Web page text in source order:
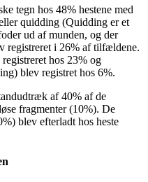
tegn hos 48% hestene med
quidding (Quidding er et
ud af munden, og der
registreret i 26% af tilfældene.
hos 23% og
blev registret hos 6%.
af 40% af de
fragmenter (10%). De
blev efterladt hos heste